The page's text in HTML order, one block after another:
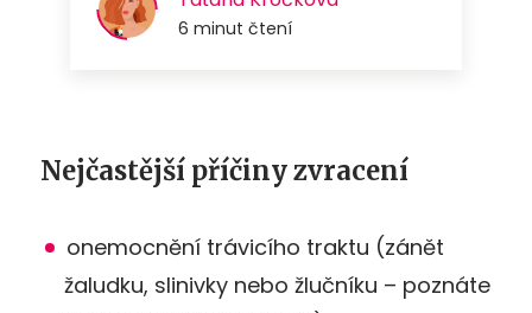
Nejčastější příčiny zvracení
onemocnění trávicího traktu (zánět
žaludku, slinivky nebo žlučníku – poznáte